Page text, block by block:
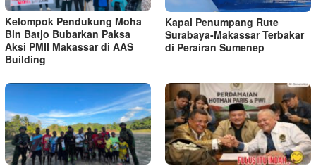
Kelompok Pendukung Moha
Bin Batjo Bubarkan Paksa
Aksi PMII Makassar di AAS
Building
Kapal Penumpang Rute
Surabaya-Makassar Terbakar
di Perairan Sumenep